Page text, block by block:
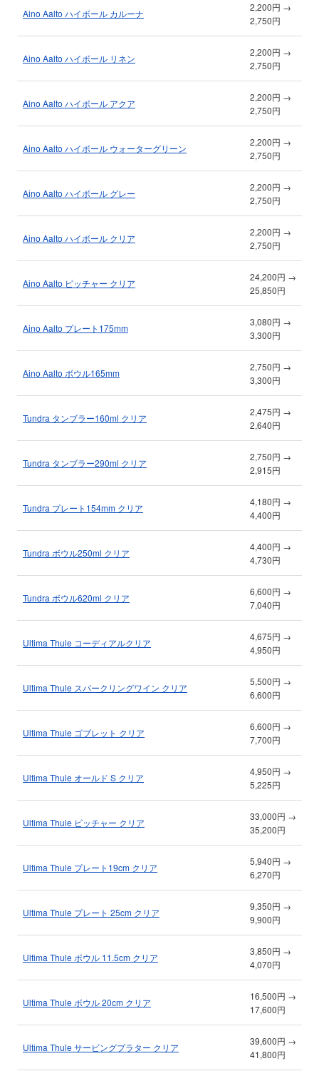
Aino Aalto ハイボール カルーナ
2,200円 →
2,750円
Aino Aalto ハイボール リネン
2,200円 →
2,750円
Aino Aalto ハイボール アクア
2,200円 →
2,750円
Aino Aalto ハイボール ウォーターグリーン
2,200円 →
2,750円
Aino Aalto ハイボール グレー
2,200円 →
2,750円
Aino Aalto ハイボール クリア
2,200円 →
2,750円
Aino Aalto ピッチャー クリア
24,200円 →
25,850円
Aino Aalto プレート175mm
3,080円 →
3,300円
Aino Aalto ボウル165mm
2,750円 →
3,300円
Tundra タンブラー160ml クリア
2,475円 →
2,640円
Tundra タンブラー290ml クリア
2,750円 →
2,915円
Tundra プレート154mm クリア
4,180円 →
4,400円
Tundra ボウル250ml クリア
4,400円 →
4,730円
Tundra ボウル620ml クリア
6,600円 →
7,040円
Ultima Thule コーディアルクリア
4,675円 →
4,950円
Ultima Thule スパークリングワイン クリア
5,500円 →
6,600円
Ultima Thule ゴブレット クリア
6,600円 →
7,700円
Ultima Thule オールド S クリア
4,950円 →
5,225円
Ultima Thule ピッチャー クリア
33,000円 →
35,200円
Ultima Thule プレート19cm クリア
5,940円 →
6,270円
Ultima Thule プレート 25cm クリア
9,350円 →
9,900円
Ultima Thule ボウル 11.5cm クリア
3,850円 →
4,070円
Ultima Thule ボウル 20cm クリア
16,500円 →
17,600円
Ultima Thule サービングプラター クリア
39,600円 →
41,800円